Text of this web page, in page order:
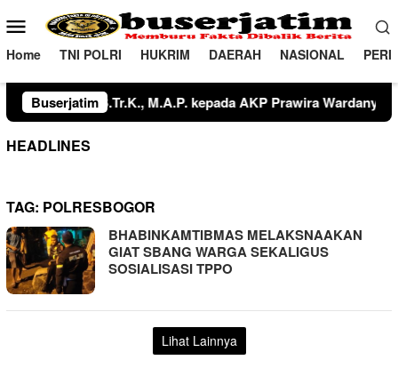
ke
konten
Menu
Mobile
Home TNI POLRI HUKRIM DAERAH NASIONAL
Buserjatim
HEADLINES
TAG: POLRESBOGOR
BHABINKAMTIBMAS MELAKSNAAKAN
GIAT SBANG WARGA SEKALIGUS
SOSIALISASI TPPO
Lihat Lainnya